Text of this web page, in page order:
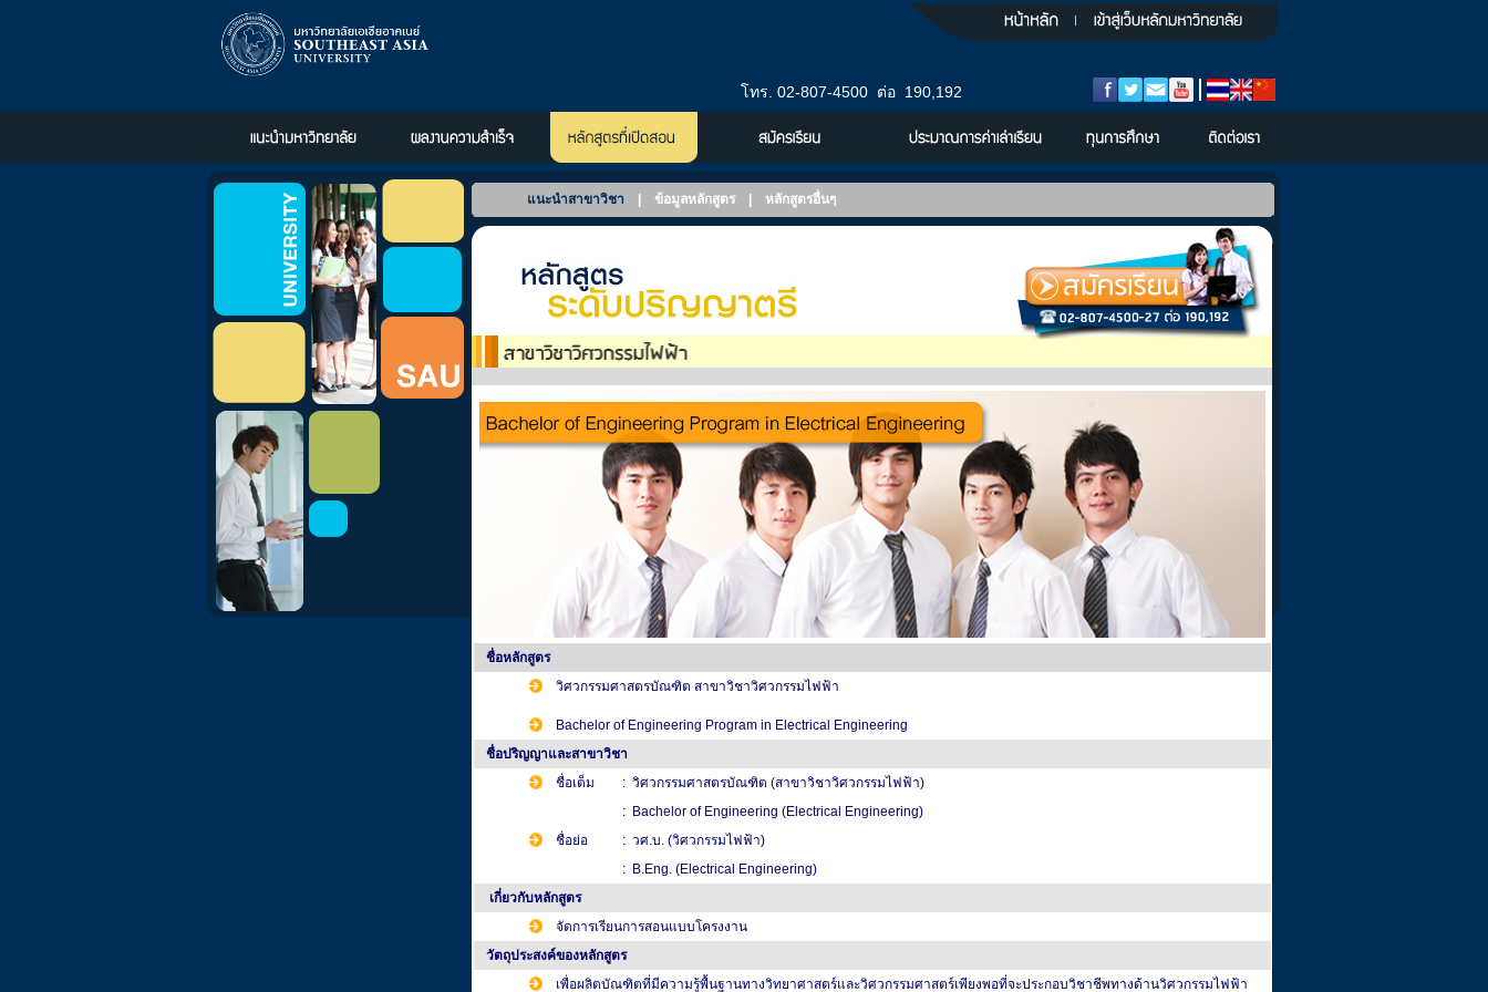
โทร. 02-807-4500 ต่อ 190,192
แนะนำสาขาวิชา ข้อมูลหลักสูตร| หลักสูตรอื่นๆ
ชื่อหลักสูตร
วิศวกรรมศาสตรบัณฑิต สาขาวิชาวิศวกรรมไฟฟ้า
Bachelor of Engineering Program in Electrical Engineering
ชื่อปริญญาและสาขาวิชา
ชื่อเต็ม
: วิศวกรรมศาสตรบัณฑิต (สาขาวิชาวิศวกรรมไฟฟ้า)
: Bachelor of Engineering (Electrical Engineering)
ชื่อย่อ
: วศ.บ. (วิศวกรรมไฟฟ้า)
: B.Eng. (Electrical Engineering)
เกี่ยวกับหลักสูตร
จัดการเรียนการสอนแบบโครงงาน
วัตถุประสงค์ของหลักสูตร
เพื่อผลิตบัณฑิตที่มีความรู้พื้นฐานทางวิทยาศาสตร์และวิศวกรรมศาสตร์เพียงพอที่จะประกอบวิชาชีพทางด้านวิศวกรรมไฟฟ้า